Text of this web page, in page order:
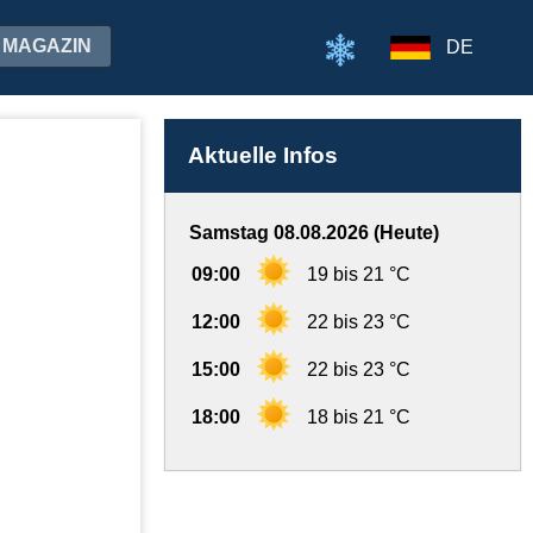
MAGAZIN DE
Aktuelle Infos
Samstag 08.08.2026 (Heute)
09:00 19 bis 21 °C
12:00 22 bis 23 °C
15:00 22 bis 23 °C
18:00 18 bis 21 °C